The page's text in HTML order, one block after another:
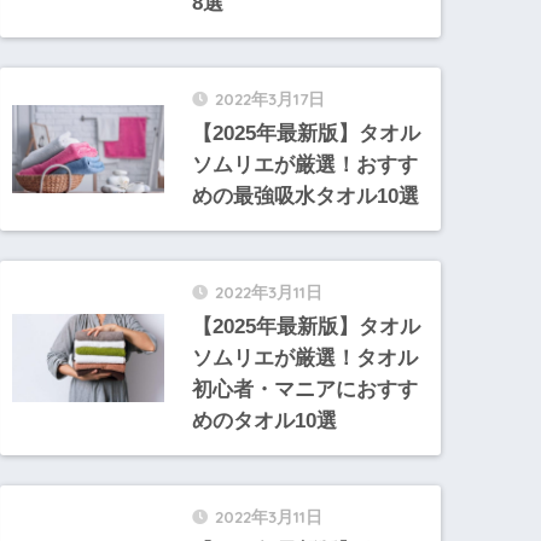
2022年3月17日
【2025年最新版】タオル
ソムリエが厳選！おすす
めの最強吸水タオル10選
2022年3月11日
【2025年最新版】タオル
ソムリエが厳選！タオル
初心者・マニアにおすす
めのタオル10選
2022年3月11日